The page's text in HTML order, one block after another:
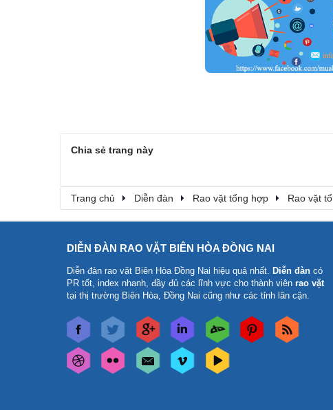
Chia sẻ trang này
Trang chủ Diễn đàn Rao vặt tổng hợp Rao vặt
DIỄN ĐÀN RAO VẶT BIÊN HÒA ĐỒNG NAI
Diễn đàn rao vặt Biên Hòa Đồng Nai hiệu quả nhất. Diễn đàn có
PR tốt, index nhanh, đầy đủ các lĩnh vực cho thành viên rao vặt
tại thị trường Biên Hòa, Đồng Nai cũng như các tỉnh lân cận.